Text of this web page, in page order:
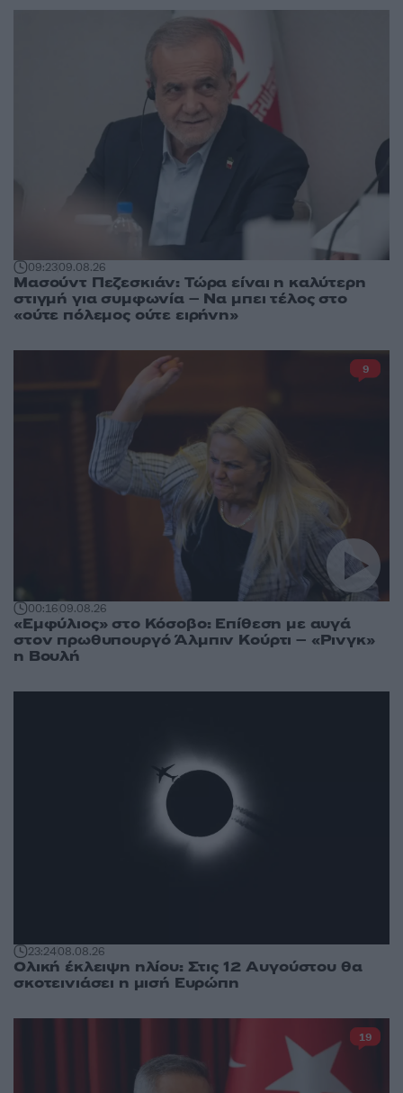
09:2309.08.26
Μασούντ Πεζεσκιάν: Τώρα είναι η καλύτερη
στιγμή για συμφωνία – Να μπει τέλος στο
«ούτε πόλεμος ούτε ειρήνη»
00:1609.08.26
«Εμφύλιος» στο Κόσοβο: Επίθεση με αυγά
στον πρωθυπουργό Άλμπιν Κούρτι – «Ρινγκ»
η Βουλή
9
23:2408.08.26
Ολική έκλειψη ηλίου: Στις 12 Αυγούστου θα
σκοτεινιάσει η μισή Ευρώπη
19